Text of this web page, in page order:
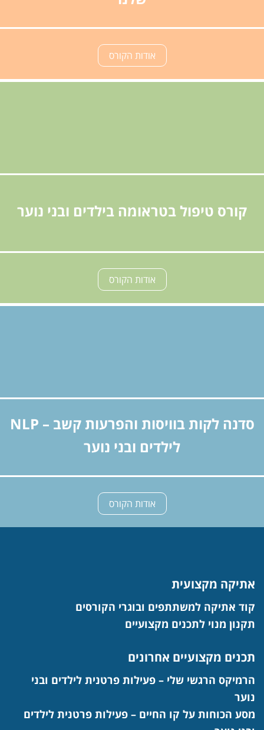
אודות הקורס
קורס טיפול בטראומה בילדים ובני נוער
אודות הקורס
סדנה לקות בוויסות והפרעות קשב – NLP
לילדים ובני נוער
אודות הקורס
אתיקה מקצועית
קוד אתיקה למשתתפים ובוגרי הקורסים
תקנון מנוי לתכנים מקצועיים
תכנים מקצועיים אחרונים
הרמיקס הרגשי שלי – פעילות פרטנית לילדים ובני
נוער
מסע הכוחות על קו החיים – פעילות פרטנית לילדים